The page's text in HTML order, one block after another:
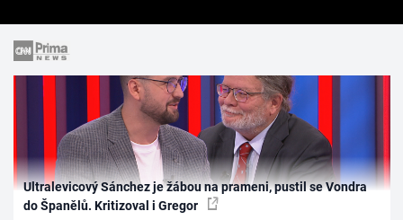
Ultralevicový Sánchez je žábou na prameni, pustil se Vondra
do Španělů. Kritizoval i Gregor